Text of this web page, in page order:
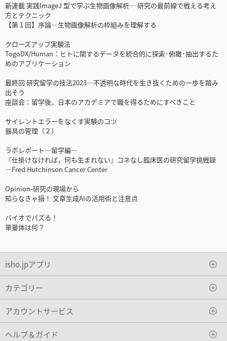
新連載 実践ImageJ 型で学ぶ生物画像解析― 研究の最前線で戦える考え
方とテクニック
【第１回】序論―生物画像解析の枠組みを理解する
クローズアップ実験法
TogoDX/Human：ヒトに関するデータを統合的に探索･俯瞰･抽出するた
めのアプリケーション
最終回 研究留学の技法2023―不透明な時代を生き抜くための一歩を踏み
出そう
座談会：留学後，日本のアカデミアで職を得るためにすべきこと
サイレントエラーをなくす実験のコツ
器具の管理（２）
ラボレポート―留学編―
『仕掛けなければ，何も生まれない』コネなし臨床医の研究留学挑戦録
―Fred Hutchinson Cancer Center
Opinion-研究の現場から
知らなきゃ損！ 文章生成AIの活用術と注意点
バイオでパズる！
単量体は何？
isho.jpアプリ
カテゴリー
アカウントサービス
ヘルプ＆ガイド